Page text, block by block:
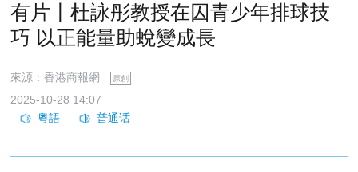
有片〡杜詠彤教授在囚青少年排球技
巧 以正能量助蛻變成長
來源：香港商報網 原創
2025-10-28 14:07